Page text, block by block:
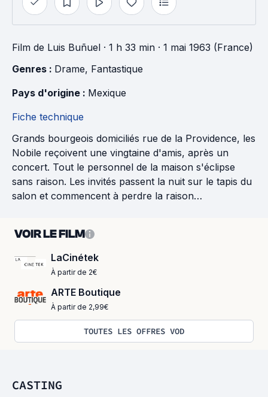
Film de Luis Buñuel · 1 h 33 min · 1 mai 1963 (France)
Genres : Drame, Fantastique
Pays d'origine : Mexique
Fiche technique
Grands bourgeois domiciliés rue de la Providence, les
Nobile reçoivent une vingtaine d'amis, après un
concert. Tout le personnel de la maison s'éclipse
sans raison. Les invités passent la nuit sur le tapis du
salon et commencent à perdre la raison…
VOIR LE FILM
LaCinétek
À partir de 2€
ARTE Boutique
À partir de 2,99€
TOUTES LES OFFRES VOD
CASTING